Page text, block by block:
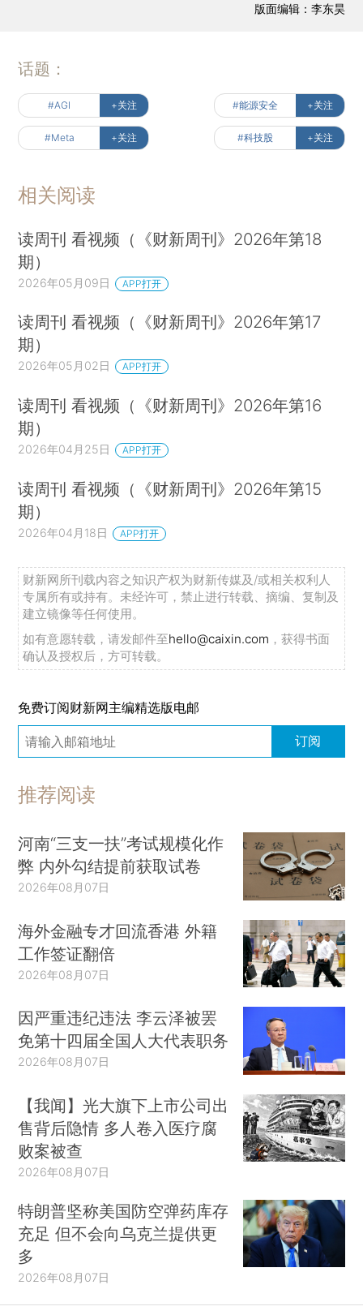
版面编辑：李东昊
话题：
#AGI +关注 #能源安全 +关注
#Meta +关注 #科技股 +关注
相关阅读
读周刊 看视频（《财新周刊》2026年第18
期）
2026年05月09日 APP打开
读周刊 看视频（《财新周刊》2026年第17
期）
2026年05月02日 APP打开
读周刊 看视频（《财新周刊》2026年第16
期）
2026年04月25日 APP打开
读周刊 看视频（《财新周刊》2026年第15
期）
2026年04月18日 APP打开
财新网所刊载内容之知识产权为财新传媒及/或相关权利人
专属所有或持有。未经许可，禁止进行转载、摘编、复制及
建立镜像等任何使用。
如有意愿转载，请发邮件至hello@caixin.com ，获得书面
确认及授权后，方可转载。
免费订阅财新网主编精选版电邮
订阅
推荐阅读
河南“三支一扶”考试规模化作
弊 内外勾结提前获取试卷
2026年08月07日
海外金融专才回流香港 外籍
工作签证翻倍
2026年08月07日
因严重违纪违法 李云泽被罢
免第十四届全国人大代表职务
2026年08月07日
【我闻】光大旗下上市公司出
售背后隐情 多人卷入医疗腐
败案被查
2026年08月07日
特朗普坚称美国防空弹药库存
充足 但不会向乌克兰提供更
多
2026年08月07日